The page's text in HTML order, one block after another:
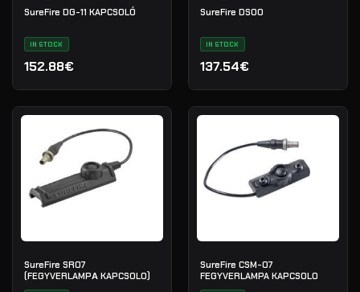
SureFire DG-11 KAPCSOLÓ
IN STOCK
152.88€
SureFire DS00
IN STOCK
137.54€
SureFire SR07
(FEGYVERLAMPА KAPCSOLO)
SureFire CSM-07
FEGYVERLAMPA KAPCSOLO